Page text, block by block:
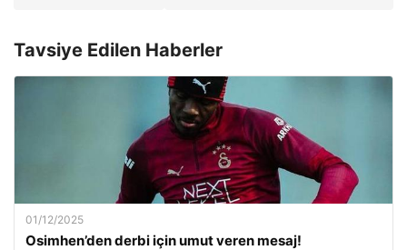
Tavsiye Edilen Haberler
01/12/2025
Osimhen’den derbi için umut veren mesaj!